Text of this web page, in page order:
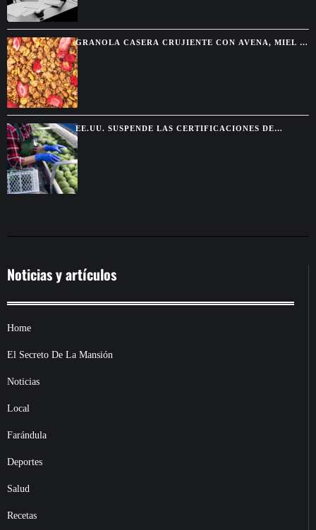
GRANOLA CASERA CRUJIENTE CON AVENA, MIEL Y
FRUTOS SECOS
EE.UU. SUSPENDE LAS CERTIFICACIONES DE
AGUACATE EN MICHOACÁN POR UNA AMENAZA DE
SEGURIDAD
Noticias y artículos
Home
El Secreto De La Mansión
Noticias
Local
Farándula
Deportes
Salud
Recetas